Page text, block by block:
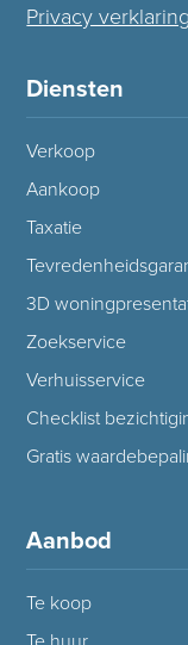
Privacy verklaring
Diensten
Verkoop
Aankoop
Taxatie
3D
Zoekservice
Verhuisservice
Checklist
Gratis
Aanbod
Te koop